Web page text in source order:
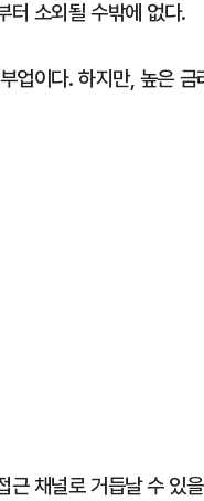
터 소외될 수밖에 없다.
업이다. 하지만, 높은
채널로 거듭날 수 있